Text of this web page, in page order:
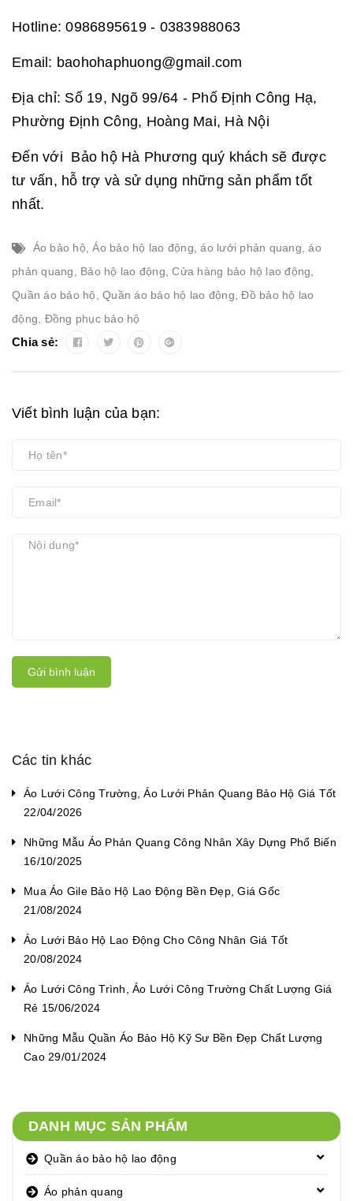
Hotline: 0986895619 - 0383988063
Email: baohohaphuong@gmail.com
Địa chỉ: Số 19, Ngõ 99/64 - Phố Định Công Hạ,
Phường Định Công, Hoàng Mai, Hà Nội
Đến với Bảo hộ Hà Phương quý khách sẽ được
tư vấn, hỗ trợ và sử dụng những sản phẩm tốt
nhất.
Áo bảo hộ ,Áo bảo hộ lao động ,áo lưới phản quang ,áo
phản quang
Bảo hộ lao động ,Cửa hàng bảo hộ lao động
Quần áo bảo hộ
Quần áo bảo hộ lao động ,Đồ bảo hộ lao
động
Đồng phục bảo hộ
Chia sẻ:
Viết bình luận của bạn:
Gửi bình luận
Các tin khác
Áo Lưới Công Trường, Áo Lưới Phản Quang Bảo Hộ Giá Tốt
22/04/2026
Những Mẫu Áo Phản Quang Công Nhân Xây Dựng Phổ Biến
16/10/2025
Mua Áo Gile Bảo Hộ Lao Động Bền Đẹp, Giá Gốc
21/08/2024
Áo Lưới Bảo Hộ Lao Động Cho Công Nhân Giá Tốt
20/08/2024
Áo Lưới Công Trình, Áo Lưới Công Trường Chất Lượng Giá
Rẻ 15/06/2024
Những Mẫu Quần Áo Bảo Hộ Kỹ Sư Bền Đẹp Chất Lượng
Cao 29/01/2024
DANH MỤC SẢN PHẨM
Quần áo bảo hộ lao động
Áo phản quang